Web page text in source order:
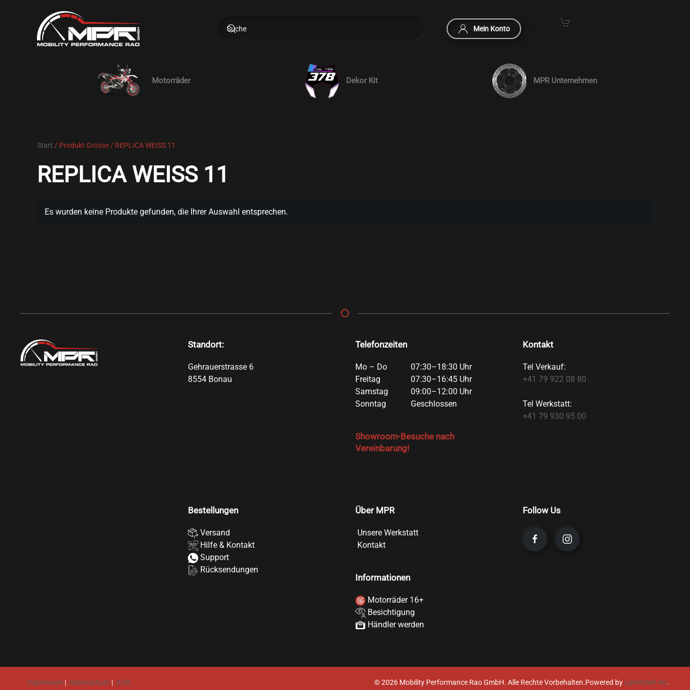
Skip to main content Mein Konto
Motorräder Dekor Kit MPR Unternehmen
Start / Produkt Grösse / REPLICA WEISS 11
REPLICA WEISS 11
Es wurden keine Produkte gefunden, die Ihrer Auswahl entsprechen.
Standort:
Gehrauerstrasse 6
8554 Bonau
Kontakt
Tel Verkauf:
+41 79 922 08 80
Tel Werkstatt:
+41 79 930 95 00
Telefonzeiten
Mo – Do
07:30–18:30 Uhr
Freitag
07:30–16:45 Uhr
Samstag
09:00–12:00 Uhr
Sonntag
Geschlossen
Showroom-Besuche nach
Vereinbarung!
Bestellungen
Versand
Hilfe & Kontakt
Support
Rücksendungen
Über MPR
Unsere Werkstatt
Kontakt
Informationen
Motorräder 16+
Besichtigung
Händler werden
Follow Us
Impressum | Datenschutz | AGB ©2026 Mobility Performance Rao GmbH. Alle Rechte Vorbehalten.Powered by Lieferchef AG.